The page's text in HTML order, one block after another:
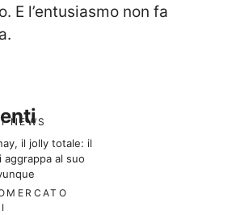
E l’entusiasmo non fa
NEWS
il jolly totale: il
aggrappa al suo